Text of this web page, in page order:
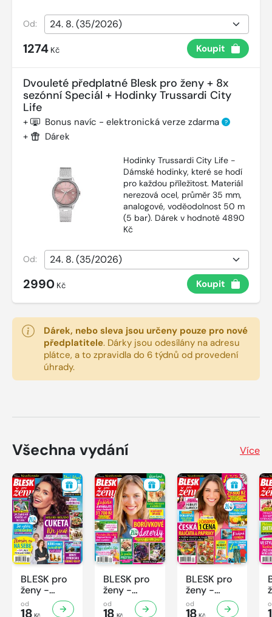
Od:
1274 Kč Koupit
Dvouleté předplatné Blesk pro ženy + 8x
sezónní Speciál + Hodinky Trussardi City
Life
+ Bonus navíc - elektronická verze zdarma ?
+ Dárek
Hodinky Trussardi City Life -
Dámské hodinky, které se hodí
pro každou příležitost. Materiál
nerezová ocel, průměr 35 mm,
analogové, voděodolnost 50 m
(5 bar). Dárek v hodnotě 4890
Kč
Od:
2990 Kč Koupit
Dárek, nebo sleva jsou určeny pouze pro nové
předplatitele. Dárky jsou odesílány na adresu
plátce, a to zpravidla do 6 týdnů od provedení
úhrady.
Všechna vydání Více
BLESK pro
ženy -
32/2026
od
18
BLESK pro
ženy -
31/2026
od
18
BLESK pro
ženy -
30/2026
od
18